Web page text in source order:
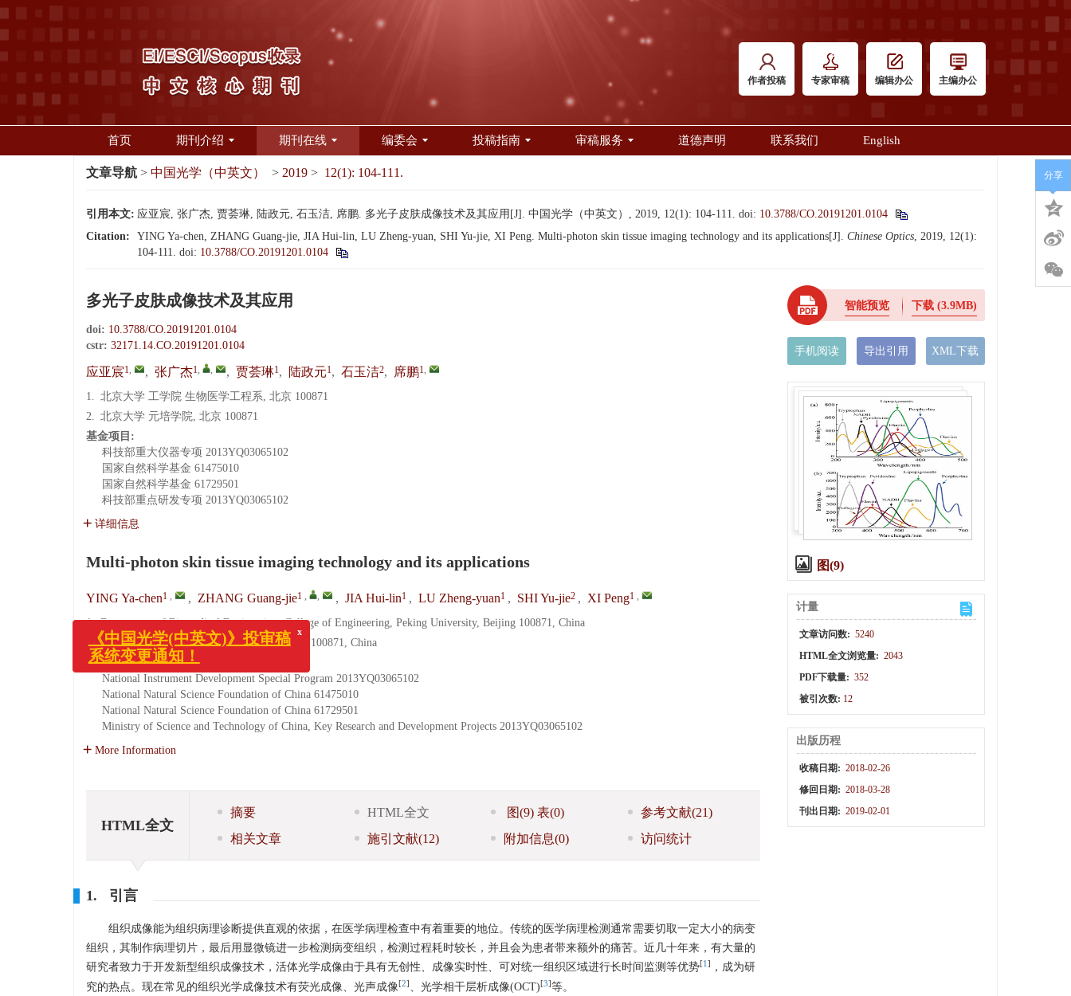
作者投稿 专家审稿 编辑办公 主编办公
首页 期刊介绍 期刊在线 编委会 投稿指南 审稿服务 道德声明 联系我们 English
文章导航 > 中国光学（中英文） > 2019 > 12(1): 104-111.
引用本文: 应亚宸, 张广杰, 贾荟琳, 陆政元, 石玉洁, 席鹏. 多光子皮肤成像技术及其应用[J]. 中国光学（中英文）, 2019, 12(1): 104-111. doi: 10.3788/CO.20191201.0104
Citation:
YING Ya-chen, ZHANG Guang-jie, JIA Hui-lin, LU Zheng-yuan, SHI Yu-jie, XI Peng. Multi-photon skin tissue imaging technology and its applications[J]. Chinese Optics, 2019, 12(1):
104-111. doi: 10.3788/CO.20191201.0104
多光子皮肤成像技术及其应用
doi: 10.3788/CO.20191201.0104
cstr: 32171.14.CO.20191201.0104
应亚宸1, , 张广杰1, , , 贾荟琳1, 陆政元1, 石玉洁2, 席鹏1,
1. 北京大学 工学院 生物医学工程系, 北京 100871
2. 北京大学 元培学院, 北京 100871
基金项目:
科技部重大仪器专项 2013YQ03065102
国家自然科学基金 61475010
国家自然科学基金 61729501
科技部重点研发专项 2013YQ03065102
详细信息
Multi-photon skin tissue imaging technology and its applications
YING Ya-chen1 , , ZHANG Guang-jie1 , , , JIA Hui-lin1 , LU Zheng-yuan1 , SHI Yu-jie2 , XI Peng1 ,
1. Department of Biomedical Engineering, College of Engineering, Peking University, Beijing 100871, China
2. Yuanpeng College, Peking University, Beijing 100871, China
Funds:
National Instrument Development Special Program 2013YQ03065102
National Natural Science Foundation of China 61475010
National Natural Science Foundation of China 61729501
Ministry of Science and Technology of China, Key Research and Development Projects 2013YQ03065102
More Information
HTML全文
摘要 HTML全文 图(9) 表(0) 参考文献(21)
相关文章
施引文献(12) 附加信息(0) 访问统计
1. 引言
组织成像能为组织病理诊断提供直观的依据，在医学病理检查中有着重要的地位。传统的医学病理检测通常需要切取一定大小的病变
组织，其制作病理切片，最后用显微镜进一步检测病变组织，检测过程耗时较长，并且会为患者带来额外的痛苦。近几十年来，有大量的
研究者致力于开发新型组织成像技术，活体光学成像由于具有无创性、成像实时性、可对统一组织区域进行长时间监测等优势[1 ]
，成为研
究的热点。现在常见的组织光学成像技术有荧光成像、光声成像[2] 、光学相干层析成像(OCT)[3]等。
智能预览 下载 (3.9MB)
手机阅读 导出引用 XML下载
图(9)
计量
文章访问数: 5240
HTML全文浏览量: 2043
PDF下载量: 352
被引次数: 12
出版历程
收稿日期: 2018-02-26
修回日期: 2018-03-28
刊出日期: 2019-02-01
分享
《中国光学(中英文)》投审稿
系统变更通知！